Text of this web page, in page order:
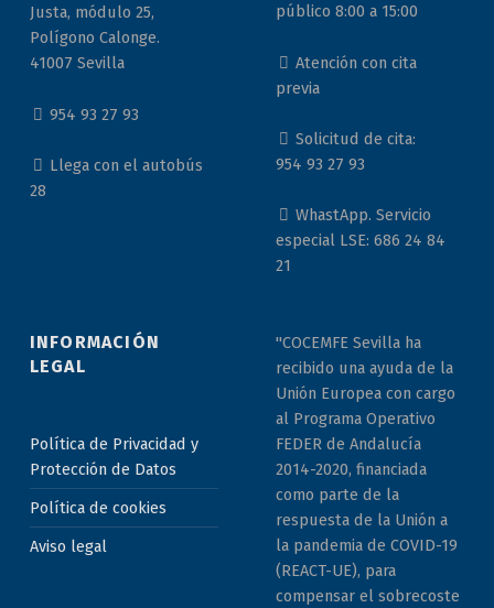
Justa, módulo 25,
Polígono Calonge.
41007 Sevilla
954 93 27 93
Llega con el autobús
28
público 8:00 a 15:00
Atención con cita
previa
Solicitud de cita:
954 93 27 93
WhastApp. Servicio
especial LSE: 686 24 84
21
INFORMACIÓN
LEGAL
Política de Privacidad y
Protección de Datos
Política de cookies
Aviso legal
"COCEMFE Sevilla ha
recibido una ayuda de la
Unión Europea con cargo
al Programa Operativo
FEDER de Andalucía
2014-2020, financiada
como parte de la
respuesta de la Unión a
la pandemia de COVID-19
(REACT-UE), para
compensar el sobrecoste